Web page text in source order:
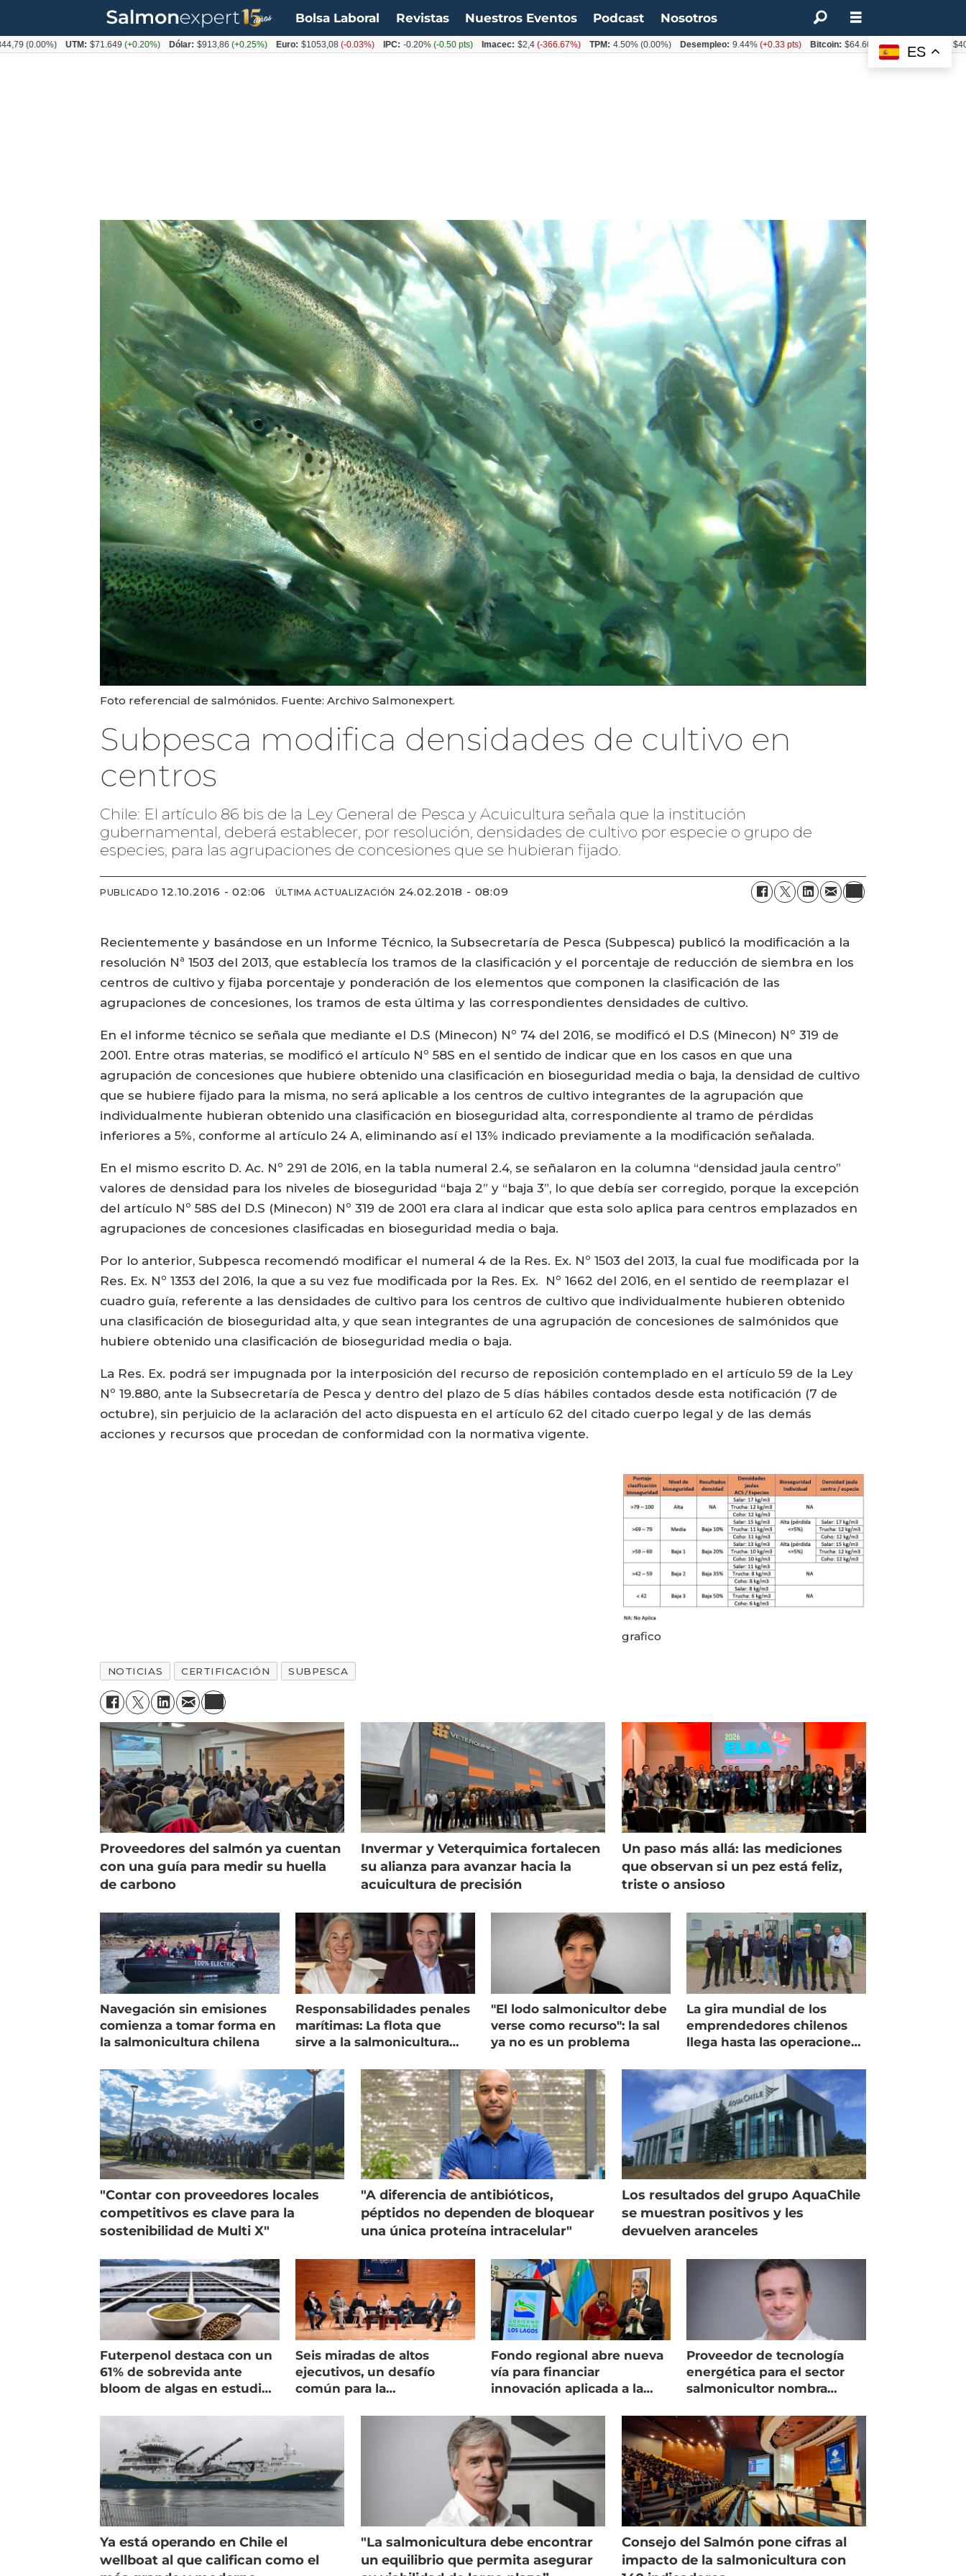
Bolsa Laboral Revistas Nuestros Eventos Podcast Nosotros
Foto referencial de salmónidos. Fuente: Archivo Salmonexpert.
Subpesca modifica densidades de cultivo en
centros
Chile: El artículo 86 bis de la Ley General de Pesca y Acuicultura señala que la institución
gubernamental, deberá establecer, por resolución, densidades de cultivo por especie o grupo de
especies, para las agrupaciones de concesiones que se hubieran fijado.
PUBLICADO 12.10.2016 - 02:06 ÚLTIMA ACTUALIZACIÓN 24.02.2018 - 08:09
Recientemente y basándose en un Informe Técnico, la Subsecretaría de Pesca (Subpesca) publicó la modificación a la
resolución Nª 1503 del 2013, que establecía los tramos de la clasificación y el porcentaje de reducción de siembra en los
centros de cultivo y fijaba porcentaje y ponderación de los elementos que componen la clasificación de las
agrupaciones de concesiones, los tramos de esta última y las correspondientes densidades de cultivo.
En el informe técnico se señala que mediante el D.S (Minecon) Nº 74 del 2016, se modificó el D.S (Minecon) Nº 319 de
2001. Entre otras materias, se modificó el artículo Nº 58S en el sentido de indicar que en los casos en que una
agrupación de concesiones que hubiere obtenido una clasificación en bioseguridad media o baja, la densidad de cultivo
que se hubiere fijado para la misma, no será aplicable a los centros de cultivo integrantes de la agrupación que
individualmente hubieran obtenido una clasificación en bioseguridad alta, correspondiente al tramo de pérdidas
inferiores a 5%, conforme al artículo 24 A, eliminando así el 13% indicado previamente a la modificación señalada.
En el mismo escrito D. Ac. Nº 291 de 2016, en la tabla numeral 2.4, se señalaron en la columna “densidad jaula centro”
valores de densidad para los niveles de bioseguridad “baja 2” y “baja 3”, lo que debía ser corregido, porque la excepción
del artículo Nº 58S del D.S (Minecon) Nº 319 de 2001 era clara al indicar que esta solo aplica para centros emplazados en
agrupaciones de concesiones clasificadas en bioseguridad media o baja.
Por lo anterior, Subpesca recomendó modificar el numeral 4 de la Res. Ex. Nº 1503 del 2013, la cual fue modificada por la
Res. Ex. Nº 1353 del 2016, la que a su vez fue modificada por la Res. Ex. Nº 1662 del 2016, en el sentido de reemplazar el
cuadro guía, referente a las densidades de cultivo para los centros de cultivo que individualmente hubieren obtenido
una clasificación de bioseguridad alta, y que sean integrantes de una agrupación de concesiones de salmónidos que
hubiere obtenido una clasificación de bioseguridad media o baja.
La Res. Ex. podrá ser impugnada por la interposición del recurso de reposición contemplado en el artículo 59 de la Ley
Nº 19.880, ante la Subsecretaría de Pesca y dentro del plazo de 5 días hábiles contados desde esta notificación (7 de
octubre), sin perjuicio de la aclaración del acto dispuesta en el artículo 62 del citado cuerpo legal y de las demás
acciones y recursos que procedan de conformidad con la normativa vigente.
grafico
NOTICIAS CERTIFICACIÓN SUBPESCA
Proveedores del salmón ya cuentan
con una guía para medir su huella
de carbono
Invermar y Veterquimica fortalecen
su alianza para avanzar hacia la
acuicultura de precisión
Un paso más allá: las mediciones
que observan si un pez está feliz,
triste o ansioso
Navegación sin emisiones
comienza a tomar forma en
la salmonicultura chilena
Responsabilidades penales
marítimas: La flota que
sirve a la salmonicultura
"El lodo salmonicultor debe
verse como recurso": la sal
ya no es un problema
La gira mundial de los
emprendedores chilenos
llega hasta las operaciones
"Contar con proveedores locales
competitivos es clave para la
sostenibilidad de Multi X"
"A diferencia de antibióticos,
péptidos no dependen de bloquear
una única proteína intracelular"
Los resultados del grupo AquaChile
se muestran positivos y les
devuelven aranceles
Futerpenol destaca con un
61% de sobrevida ante
bloom de algas en estudio
Seis miradas de altos
ejecutivos, un desafío
común para la
Fondo regional abre nueva
vía para financiar
innovación aplicada a la
Proveedor de tecnología
energética para el sector
salmonicultor nombra
Ya está operando en Chile el
wellboat al que califican como el
"La salmonicultura debe encontrar
un equilibrio que permita asegurar
Consejo del Salmón pone cifras al
impacto de la salmonicultura con
ES
UTM: $71.649(+0.20%) Dólar: $913,86(+0.25%) Euro: $1053,08(-0.03%) IPC: -0.20% (-0.50 pts) Imacec: $2,4(-366.67%) TPM: 4.50%(0.00%) Desempleo: 9.44%(+0.33 pts) Bitcoin: $64.600,08(+2.93%)